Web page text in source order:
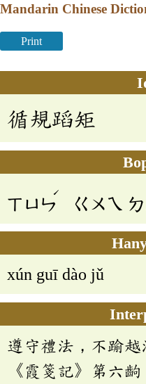
Mandarin Chinese
Print
循規蹈矩
ㄒㄩㄣ
ˊ
ㄍㄨㄟ
xún guī dào jǔ
遵守禮法，不踰
《霞箋記》第六